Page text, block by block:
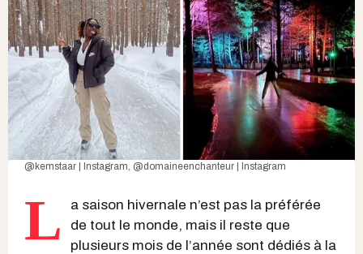
@kemstaar | Instagram @domaineenchanteur | Instagram
L
a saison hivernale n’est pas la préférée
de tout le monde, mais il reste que
plusieurs mois de l’année sont dédiés à la